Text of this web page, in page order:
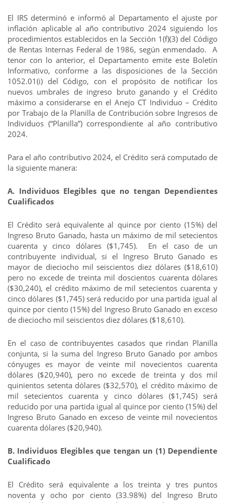
El IRS determinó e informó al Departamento el ajuste por
inflación aplicable al año contributivo 2024 siguiendo los
procedimientos establecidos en la Sección 1(f)(3) del Código
de Rentas Internas Federal de 1986, según enmendado. A
tenor con lo anterior, el Departamento emite este Boletín
Informativo, conforme a las disposiciones de la Sección
1052.01(i) del Código, con el propósito de notificar los
nuevos umbrales de ingreso bruto ganando y el Crédito
máximo a considerarse en el Anejo CT Individuo – Crédito
por Trabajo de la Planilla de Contribución sobre Ingresos de
Individuos (“Planilla”) correspondiente al año contributivo
2024.
Para el año contributivo 2024, el Crédito será computado de
la siguiente manera:
A. Individuos Elegibles que no tengan Dependientes
Cualificados
El Crédito será equivalente al quince por ciento (15%) del
Ingreso Bruto Ganado, hasta un máximo de mil setecientos
cuarenta y cinco dólares ($1,745). En el caso de un
contribuyente individual, si el Ingreso Bruto Ganado es
mayor de dieciocho mil seiscientos diez dólares ($18,610)
pero no excede de treinta mil doscientos cuarenta dólares
($30,240), el crédito máximo de mil setecientos cuarenta y
cinco dólares ($1,745) será reducido por una partida igual al
quince por ciento (15%) del Ingreso Bruto Ganado en exceso
de dieciocho mil seiscientos diez dólares ($18,610).
En el caso de contribuyentes casados que rindan Planilla
conjunta, si la suma del Ingreso Bruto Ganado por ambos
cónyuges es mayor de veinte mil novecientos cuarenta
dólares ($20,940), pero no excede de treinta y dos mil
quinientos setenta dólares ($32,570), el crédito máximo de
mil setecientos cuarenta y cinco dólares ($1,745) será
reducido por una partida igual al quince por ciento (15%) del
Ingreso Bruto Ganado en exceso de veinte mil novecientos
cuarenta dólares ($20,940).
B. Individuos Elegibles que tengan un (1) Dependiente
Cualificado
El Crédito será equivalente a los treinta y tres puntos
noventa y ocho por ciento (33.98%) del Ingreso Bruto